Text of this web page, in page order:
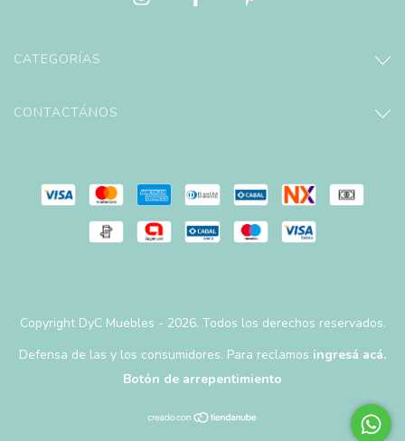
CATEGORÍAS
CONTACTÁNOS
Copyright DyC Muebles - 2026. Todos los derechos reservados.
Defensa de las y los consumidores. Para reclamos ingresá acá.
Botón de arrepentimiento